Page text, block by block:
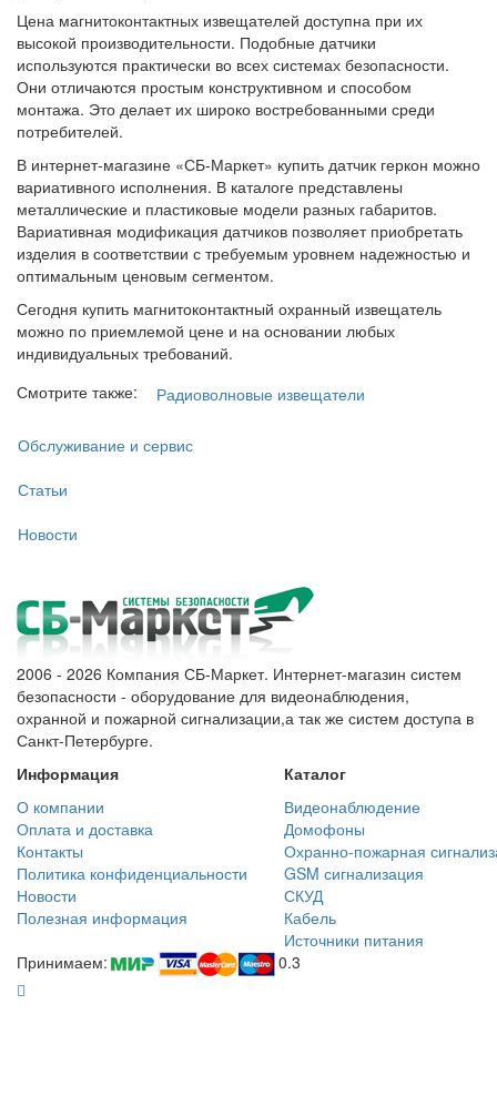
Цена магнитоконтактных извещателей доступна при их
высокой производительности. Подобные датчики
используются практически во всех системах безопасности.
Они отличаются простым конструктивном и способом
монтажа. Это делает их широко востребованными среди
потребителей.
В интернет-магазине «СБ-Маркет» купить датчик геркон можно
вариативного исполнения. В каталоге представлены
металлические и пластиковые модели разных габаритов.
Вариативная модификация датчиков позволяет приобретать
изделия в соответствии с требуемым уровнем надежностью и
оптимальным ценовым сегментом.
Сегодня купить магнитоконтактный охранный извещатель
можно по приемлемой цене и на основании любых
индивидуальных требований.
Смотрите также:
Радиоволновые извещатели
Обслуживание и сервис
Статьи
Новости
2006 - 2026 Компания СБ-Маркет. Интернет-магазин систем
безопасности - оборудование для видеонаблюдения,
охранной и пожарной сигнализации,а так же систем доступа в
Санкт-Петербурге.
Информация
Каталог
О компании
Видеонаблюдение
Оплата и доставка
Домофоны
Контакты
Охранно-пожарная
Политика конфиденциальности
GSM сигнализация
Новости
СКУД
Полезная информация
Кабель
Источники питания
Принимаем:
0.3